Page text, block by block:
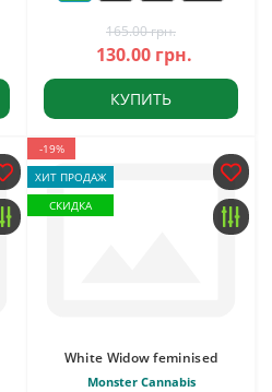
165.00 грн.
130.00 грн.
КУПИТЬ
-19%
ХИТ ПРОДАЖ
СКИДКА
White Widow feminised
Monster Cannabis